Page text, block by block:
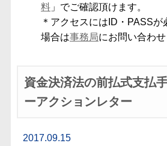
料 」でご確認頂けます。
＊アクセスにはID・PASS
場合は事務局にお問い合わ
資金決済法の前払式支払
ーアクションレター
2017.09.15